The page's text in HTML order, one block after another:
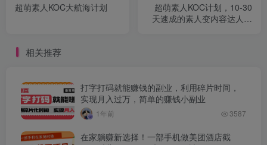
超萌素人KOC大航海计划
超萌素人KOC计划，10-30
天速成的素人变内容达人实
相关推荐
打字打码就能赚钱的副业，利用碎片时间，
实现月入过万，简单的赚钱小副业
1年前 3587
在家躺赚新选择！一部手机做美团酒店截